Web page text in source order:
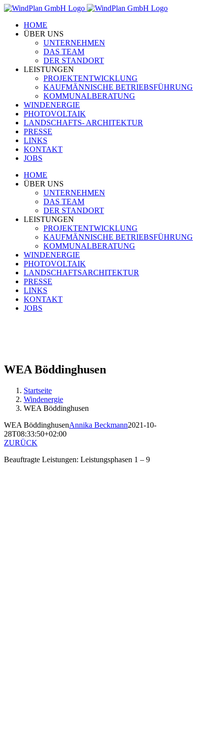
Zum
springenHOME
ÜBER UNS
UNTERNEHMEN
DAS TEAM
DER STANDORT
LEISTUNGEN
PROJEKTENTWICKLUNG
KAUFMÄNNISCHE BETRIEBSFÜHRUNG
KOMMUNALBERATUNG
WINDENERGIE
PHOTOVOLTAIK
LANDSCHAFTS- ARCHITEKTUR
PRESSE
LINKS
KONTAKT
JOBS
HOME
ÜBER UNS
UNTERNEHMEN
DAS TEAM
DER STANDORT
LEISTUNGEN
PROJEKTENTWICKLUNG
KAUFMÄNNISCHE BETRIEBSFÜHRUNG
KOMMUNALBERATUNG
WINDENERGIE
PHOTOVOLTAIK
LANDSCHAFTSARCHITEKTUR
PRESSE
LINKS
KONTAKT
JOBS
WEA Böddinghusen
Startseite
Windenergie
WEA Böddinghusen
WEA BöddinghusenAnnika Beckmann2021-10-
28T08:33:50+02:00
ZURÜCK
Beauftragte Leistungen: Leistungsphasen 1 – 9